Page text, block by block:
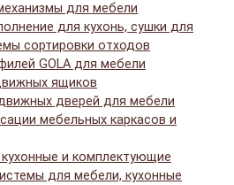
для мебели
для кухонь, сушки для
сортировки отходов
GOLA для мебели
ящиков
дверей для мебели
мебельных каркасов и
и комплектующие
для мебели, кухонные